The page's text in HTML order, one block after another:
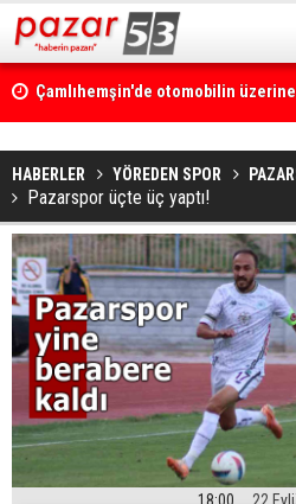
Çamlıhemşin'de otomobilin üzerine
HABERLER YÖREDEN SPOR
Pazarspor üçte üç yaptı!